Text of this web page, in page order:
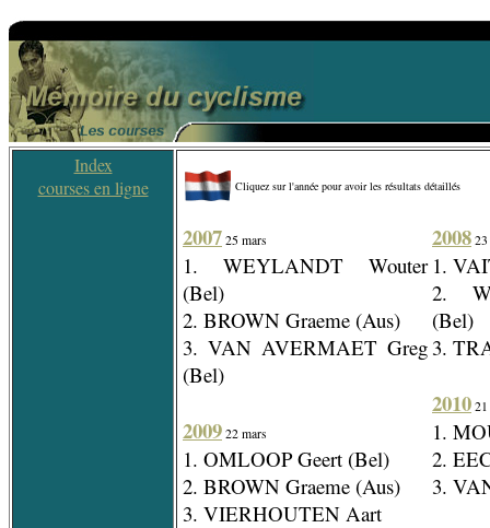
Index
courses en ligne
Cliquez sur l'année pour avoir les résultats détaillés
2007 25 mars
1. WEYLANDT Wouter
(Bel)
2. BROWN Graeme (Aus)
3. VAN AVERMAET Greg
(Bel)
2009 22 mars
1. OMLOOP Geert (Bel)
2. BROWN Graeme (Aus)
3. VIERHOUTEN Aart
2008 23
1.
2.
(Bel)
3.
2010 21
1.
2.
3.